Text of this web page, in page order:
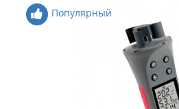
Популярный